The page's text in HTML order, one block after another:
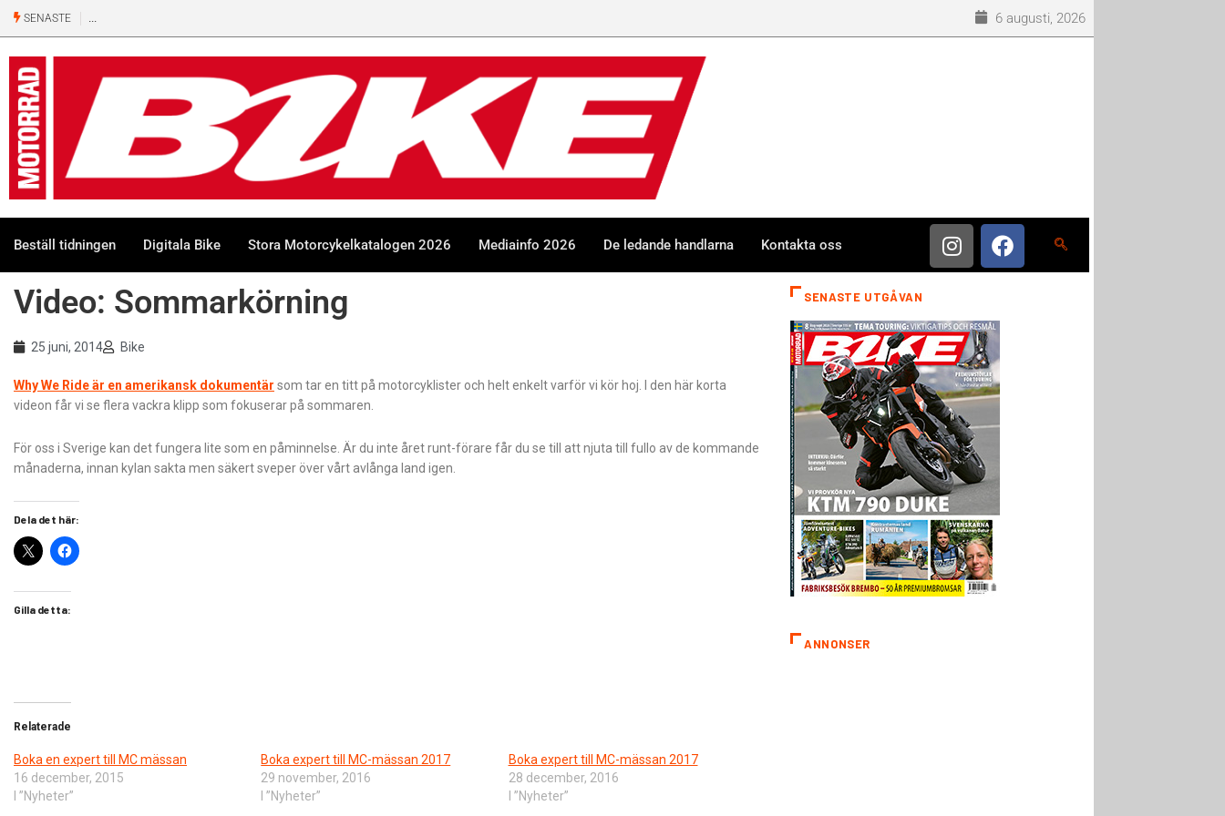
SENASTE 6 augusti, 2026
Beställ tidningen Digitala Bike Stora Motorcykelkatalogen 2026 Mediainfo 2026 De ledande handlarna Kontakta oss
Video: Sommarkörning
25 juni, 2014 Bike
Why We Ride är en amerikansk dokumentär som tar en titt på motorcyklister och helt enkelt varför vi kör hoj. I den här korta
videon får vi se flera vackra klipp som fokuserar på sommaren.
För oss i Sverige kan det fungera lite som en påminnelse. Är du inte året runt-förare får du se till att njuta till fullo av de kommande
månaderna, innan kylan sakta men säkert sveper över vårt avlånga land igen.
Dela det här:
Gilla detta:
Relaterade
Boka en expert till MC mässan
16 december, 2015
I ”Nyheter”
Boka expert till MC-mässan 2017
29 november, 2016
I ”Nyheter”
Boka expert till MC-mässan 2017
28 december, 2016
I ”Nyheter”
SENASTE UTGÅVAN
ANNONSER